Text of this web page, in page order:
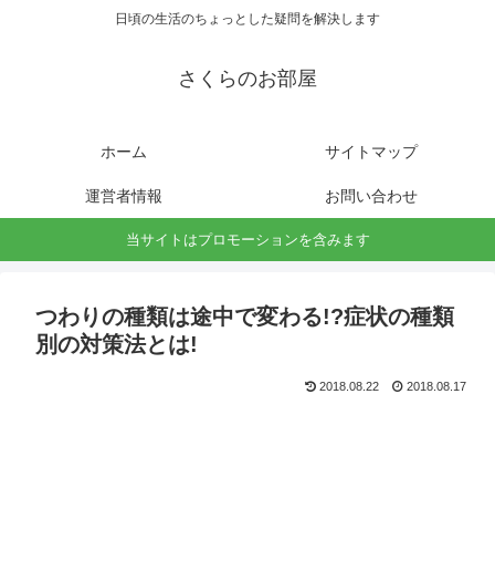
日頃の生活のちょっとした疑問を解決します
さくらのお部屋
ホーム サイトマップ
運営者情報 お問い合わせ
当サイトはプロモーションを含みます
つわりの種類は途中で変わる︎!?症状の種類
別の対策法とは!
2018.08.22 2018.08.17